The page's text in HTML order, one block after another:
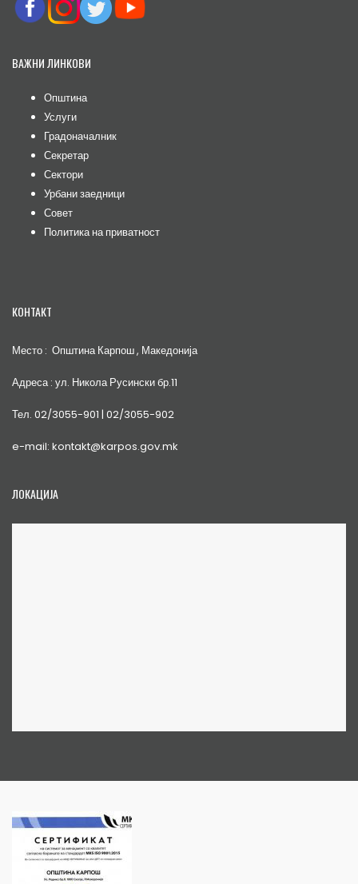
ВАЖНИ ЛИНКОВИ
Општина
Услуги
Градоначалник
Секретар
Сектори
Урбани заедници
Совет
Политика на приватност
КОНТАКТ
Место : Општина Карпош , Македонија
Адреса : ул. Никола Русински бр.11
Тел. 02/3055-901 | 02/3055-902
e-mail: kontakt@karpos.gov.mk
ЛОКАЦИЈА